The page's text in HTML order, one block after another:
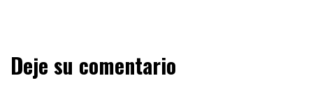
Deje su comentario